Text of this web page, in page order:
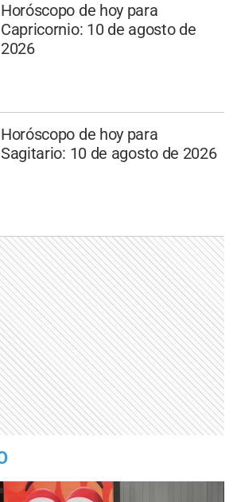
Horóscopo de hoy para
Capricornio: 10 de agosto de
2026
Horóscopo de hoy para
Sagitario: 10 de agosto de 2026